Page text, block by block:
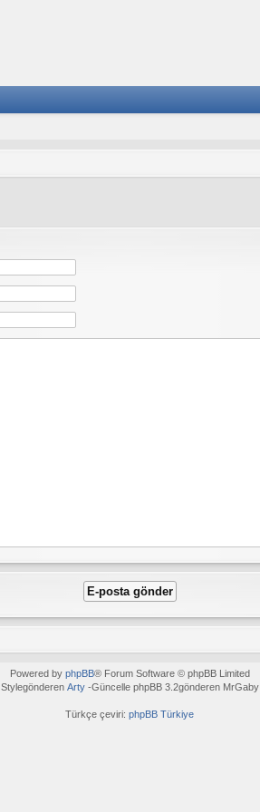
Powered by phpBB® Forum Software © phpBB Limited
Stylegönderen Arty-Güncelle phpBB 3.2gönderen MrGaby
Türkçe çeviri: phpBB Türkiye